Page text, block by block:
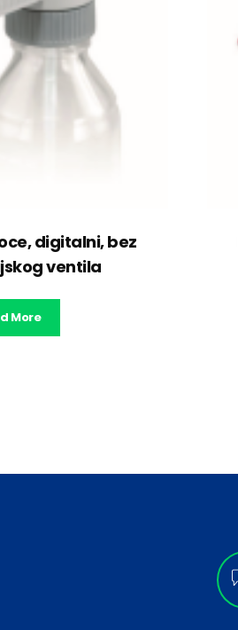
digitalni, bez
ventila
More